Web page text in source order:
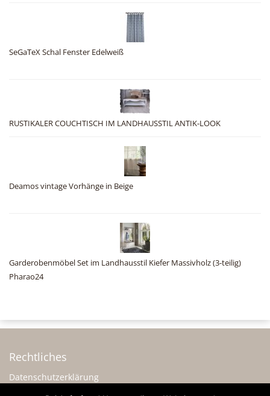
SeGaTeX Schal Fenster Edelweiß
RUSTIKALER COUCHTISCH IM LANDHAUSSTIL ANTIK-LOOK
Deamos vintage Vorhänge in Beige
Garderobenmöbel Set im Landhausstil Kiefer Massivholz (3-teilig)
Pharao24
Rechtliches
Datenschutzerklärung